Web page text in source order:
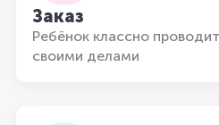
Заказ
Ребёнок классно
своими делами